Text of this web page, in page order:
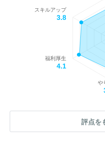
や
福利厚生
4.1
スキルアップ
3.8
評点を